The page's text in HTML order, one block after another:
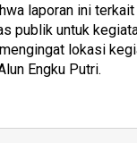
laporan ini
publik untuk
lokasi
Engku Putri.